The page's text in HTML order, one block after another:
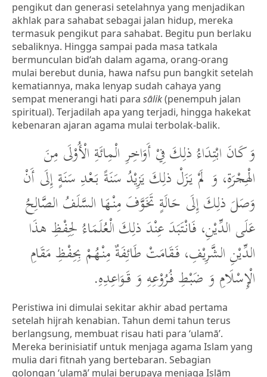
pengikut dan generasi setelahnya yang menjadikan
akhlak para sahabat sebagai jalan hidup, mereka
termasuk pengikut para sahabat. Begitu pun berlaku
sebaliknya. Hingga sampai pada masa tatkala
bermunculan bid‘ah dalam agama, orang-orang
mulai berebut dunia, hawa nafsu pun bangkit setelah
kematiannya, maka lenyap sudah cahaya yang
sempat menerangi hati para sālik(penempuh jalan
spiritual). Terjadilah apa yang terjadi, hingga hakekat
kebenaran ajaran agama mulai terbolak-balik.
وَ كَانَ ابْتِدَاءُ ذلِكَ فِيْ أَوَاخِرِ الْمِائَةِ الْأُوْلَى مِنَ
الْهِجْرَةِ، وَ لَمْ يَزَلْ ذلِكَ يَزِيْدُ سَنَةً بَعْدِ سَنَةٍ إِلَى أَنْ
وَصَلَ ذلِكَ إِلَى حَالَةٍ تَخَوَّفَ مِنْهَا السَّلَفُ الصَّالِحُ
عَلَى الدِّيْنِ، فَانْتَبَدَ عِنْدَ ذلِكَ الْعُلَمَاءُ لِحِفْظِ هذَا
الدِّيْنِ الشَّرِيْفِ، فَقَامَتْ طَائِفَةٌ مِنْهُمْ بِحِفْظِ مَقَامِ
الْإِسْلَامِ وَ ضَبْطِ فُرُوْعِهِ وَ قَوَاعِدِهِ.
Peristiwa ini dimulai sekitar akhir abad pertama
setelah hijrah kenabian. Tahun demi tahun terus
berlangsung, membuat risau hati para ‘ulamā’.
Mereka berinisiatif untuk menjaga agama Islam yang
mulia dari fitnah yang bertebaran. Sebagian
golongan ‘ulamā’ mulai berupaya menjaga Islām